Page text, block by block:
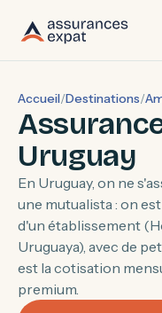
Accueil/Destinations/
Uruguay
En Uruguay, on ne
une mutualista : on
d'un établissement
Uruguaya), avec de
est la cotisation
premium.